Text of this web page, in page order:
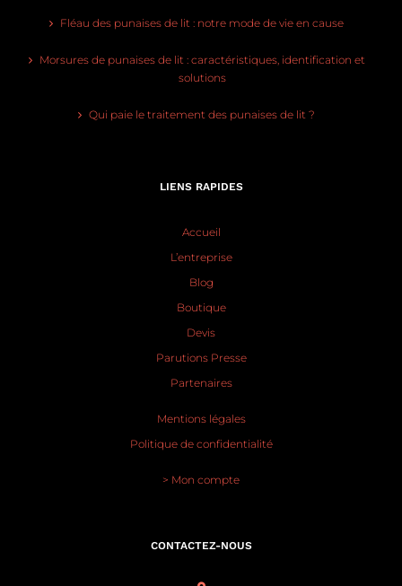
Fléau des punaises de lit : notre mode de vie en cause
Morsures de punaises de lit : caractéristiques, identification et
solutions
Qui paie le traitement des punaises de lit ?
LIENS RAPIDES
Accueil
L’entreprise
Blog
Boutique
Devis
Parutions Presse
Partenaires
Mentions légales
Politique de confidentialité
> Mon compte
CONTACTEZ-NOUS